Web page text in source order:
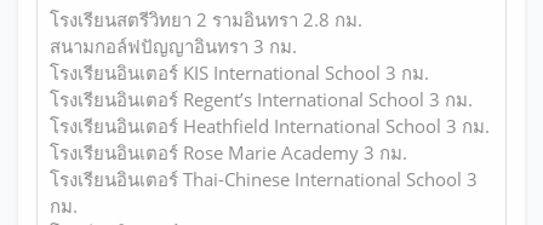
โรงเรียนสตรีวิทยา 2 รามอินทรา 2.8 กม.
สนามกอล์ฟปัญญาอินทรา 3 กม.
โรงเรียนอินเตอร์ KIS International School 3 กม.
โรงเรียนอินเตอร์ Regent’s International School 3 กม.
โรงเรียนอินเตอร์ Heathfield International School 3 กม.
โรงเรียนอินเตอร์ Rose Marie Academy 3 กม.
โรงเรียนอินเตอร์ Thai-Chinese International School 3
กม.